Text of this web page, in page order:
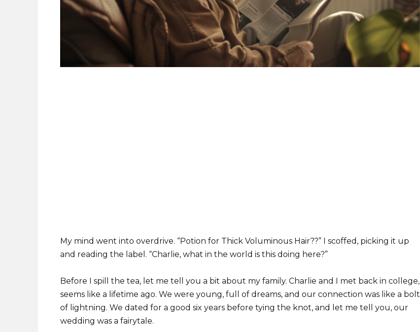
My mind went into overdrive. “Potion for Thick Voluminous Hair??” I scoffed, picking it up
and reading the label. “Charlie, what in the world is this doing here?”
Before I spill the tea, let me tell you a bit about my family. Charlie and I met back in college,
seems like a lifetime ago. We were young, full of dreams, and our connection was like a bolt
of lightning. We dated for a good six years before tying the knot, and let me tell you, our
wedding was a fairytale.